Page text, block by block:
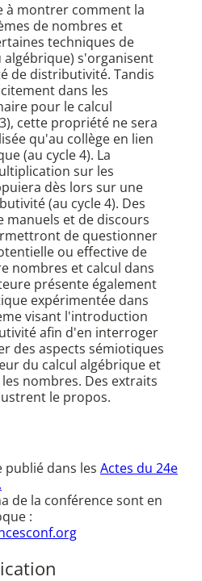
à montrer comment la
de nombres et
techniques de
s'organisent
de distributivité. Tandis
dans les
pour le calcul
cette propriété ne sera
qu'au collège en lien
(au cycle 4). La
sur les
dès lors sur une
(au cycle 4). Des
manuels et de discours
de questionner
ou effective de
nombres et calcul dans
présente également
expérimentée dans
visant l'introduction
afin d'en interroger
des aspects sémiotiques
du calcul algébrique et
nombres. Des extraits
le propos.
publié dans les Actes du 24e
de la conférence sont en
: